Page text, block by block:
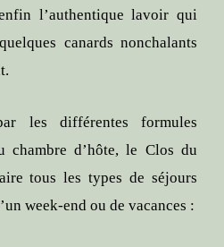
l’authentique lavoir qui
canards nonchalants
les différentes formules
chambre d’hôte, le Clos du
tous les types de séjours
week-end ou de vacances :